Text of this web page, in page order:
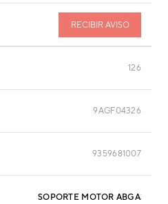
RECIBIR AVISO
126
9AGF04326
9359681007
SOPORTE MOTOR